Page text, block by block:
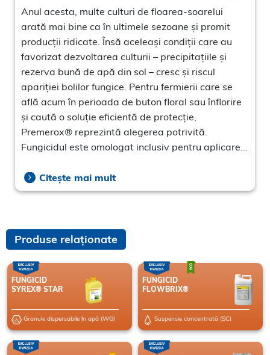
Anul acesta, multe culturi de floarea-soarelui
arată mai bine ca în ultimele sezoane și promit
producții ridicate. Însă aceleași condiții care au
favorizat dezvoltarea culturii – precipitațiile și
rezerva bună de apă din sol – cresc și riscul
apariției bolilor fungice. Pentru fermierii care se
află acum în perioada de buton floral sau înflorire
și caută o soluție eficientă de protecție,
Premerox® reprezintă alegerea potrivită.
Fungicidul este omologat inclusiv pentru aplicare
potențialului productiv al culturii până la recoltare.
Citește mai mult
Produse relaționate
FUNGICID
SYREX® STAR
Granule dispersabile în apă (WG)
FUNGICID
FLOWBRIX®
Suspensie concentrată (SC)